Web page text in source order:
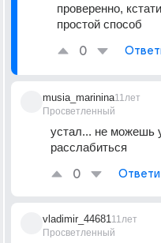
проверенно,
простой способ
0
musia_marinina
Просветленный
11лет
устал... не можешь
расслабиться
0
vladimir_44681
Просветленный
11лет